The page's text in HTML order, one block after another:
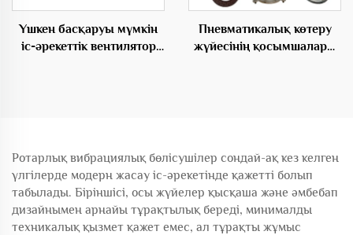
Үшкен басқаруы мүмкін
іс-әрекеттік вентилятор
Пневматикалық көтеру
жүйесінің қосымшалары
Ротарлық вибрациялық бөлісушілер сондай-ақ кез келген
үлгілерде модерн жасау іс-әрекетінде қажетті болып
табылады. Біріншісі, осы жүйелер қысқаша және әмбебап
дизайнымен арнайы тұрақтылық береді, минималды
техникалық қызмет қажет емес, ал тұрақты жұмыс